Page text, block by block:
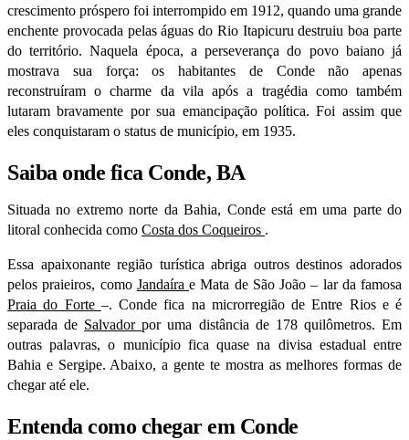
crescimento próspero foi interrompido em 1912, quando uma grande
enchente provocada pelas águas do Rio Itapicuru destruiu boa parte
do território. Naquela época, a perseverança do povo baiano já
mostrava sua força: os habitantes de Conde não apenas
reconstruíram o charme da vila após a tragédia como também
lutaram bravamente por sua emancipação política. Foi assim que
eles conquistaram o status de município, em 1935.
Saiba onde fica Conde, BA
Situada no extremo norte da Bahia, Conde está em uma parte do
litoral conhecida como Costa dos Coqueiros .
Essa apaixonante região turística abriga outros destinos adorados
pelos praieiros, como Jandaíra e Mata de São João – lar da famosa
Praia do Forte –. Conde fica na microrregião de Entre Rios e é
separada de Salvadorpor uma distância de 178 quilômetros. Em
outras palavras, o município fica quase na divisa estadual entre
Bahia e Sergipe. Abaixo, a gente te mostra as melhores formas de
chegar até ele.
Entenda como chegar em Conde